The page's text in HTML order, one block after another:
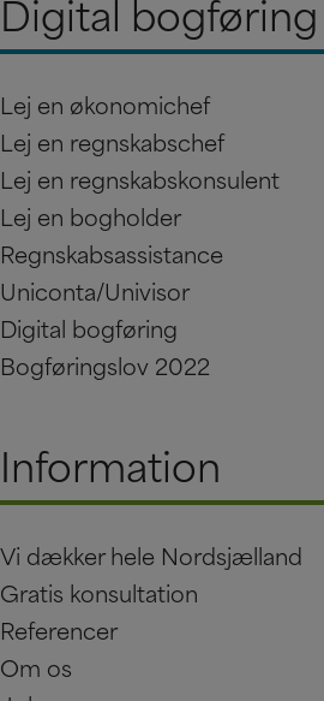
Digital bogføring
Lej en økonomichef
Lej en regnskabschef
Lej en regnskabskonsulent
Lej en bogholder
Regnskabsassistance
Uniconta/Univisor
Digital bogføring
Bogføringslov 2022
Information
Vi dækker hele Nordsjælland
Gratis konsultation
Referencer
Om os